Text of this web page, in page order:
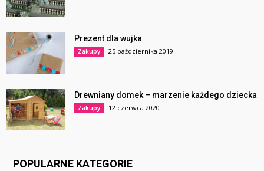
Prezent dla wujka
Zakupy 25 października 2019
Drewniany domek – marzenie każdego dziecka
Zakupy 12 czerwca 2020
POPULARNE KATEGORIE